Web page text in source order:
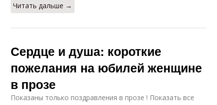
Читать дальше →
Сердце и душа: короткие
пожелания на юбилей женщине
в прозе
Показаны только поздравления в прозе ! Показать все